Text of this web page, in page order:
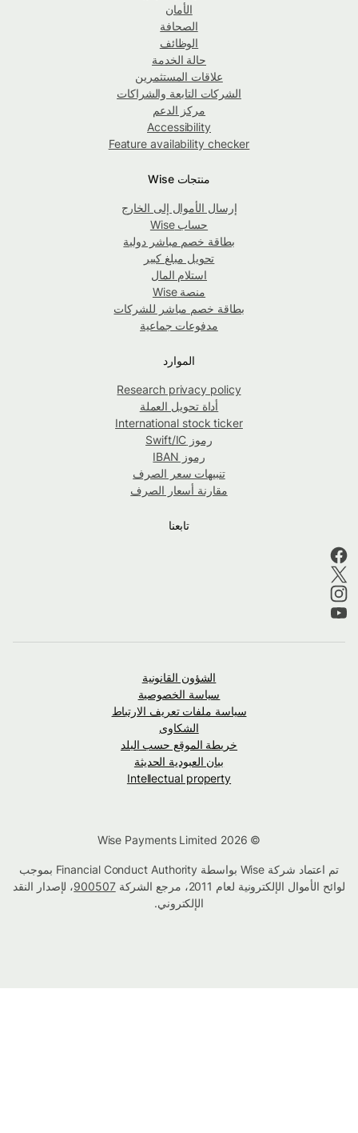
الأمان
الصحافة
الوظائف
حالة الخدمة
علاقات المستثمرين
الشركات التابعة والشراكات
مركز الدعم
Accessibility
Feature availability checker
منتجات Wise
إرسال الأموال إلى الخارج
حساب Wise
بطاقة خصم مباشر دولية
تحويل مبلغ كبير
استلام المال
منصة Wise
بطاقة خصم مباشر للشركات
مدفوعات جماعية
الموارد
Research privacy policy
أداة تحويل العملة
International stock ticker
رموز Swift/IC
رموز IBAN
تنبيهات سعر الصرف
مقارنة أسعار الصرف
تابعنا
الشؤون القانونية
سياسة الخصوصية
سياسة ملفات تعريف الارتباط
الشكاوى
خريطة الموقع حسب البلد
بيان العبودية الحديثة
Intellectual property
تم اعتماد شركة Wise بواسطة Financial Conduct Authority بموجب
لوائح الأموال الإلكترونية لعام 2011، مرجع الشركة
900507، لإصدار النقد
الإلكتروني.